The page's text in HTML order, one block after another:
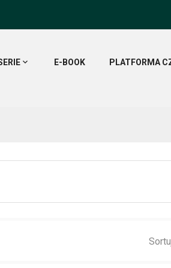
E-BOOK PLATFORMA